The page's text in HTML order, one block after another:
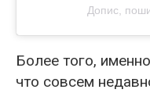
Допис,
Более того,
что совсем